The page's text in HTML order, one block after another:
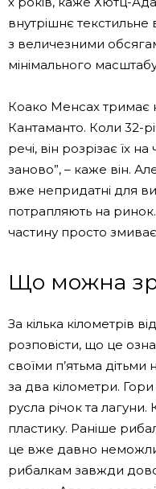
внутрішнє
з величезними
мінімального
Коако Менсах тримає
Кантаманто. Коли 32-
речі, він розрізає їх
заново”, – каже він.
вже непридатні для
потрапляють на
частину просто
Що можна
За кілька кілометрів
розповісти, що це
своїми п’ятьма
за два кілометри.
русла річок та лагуни.
пластику. Раніше
це вже давно
рибалкам завжди